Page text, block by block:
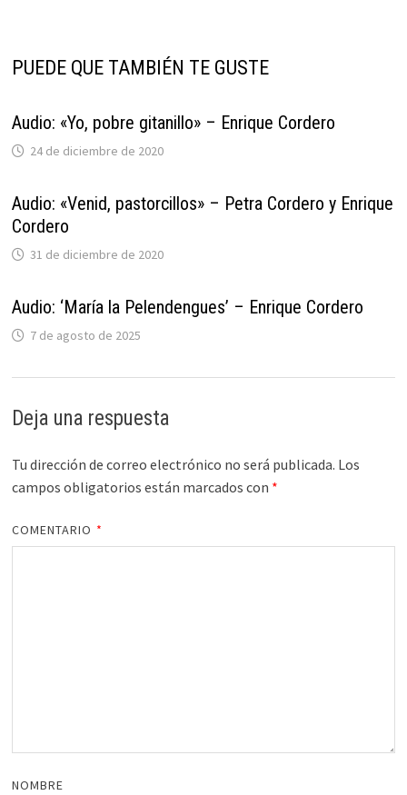
PUEDE QUE TAMBIÉN TE GUSTE
Audio: «Yo, pobre gitanillo» – Enrique Cordero
24 de diciembre de 2020
Audio: «Venid, pastorcillos» – Petra Cordero y Enrique
Cordero
31 de diciembre de 2020
Audio: ‘María la Pelendengues’ – Enrique Cordero
7 de agosto de 2025
Deja una respuesta
Tu dirección de correo electrónico no será publicada. Los
campos obligatorios están marcados con *
COMENTARIO *
NOMBRE